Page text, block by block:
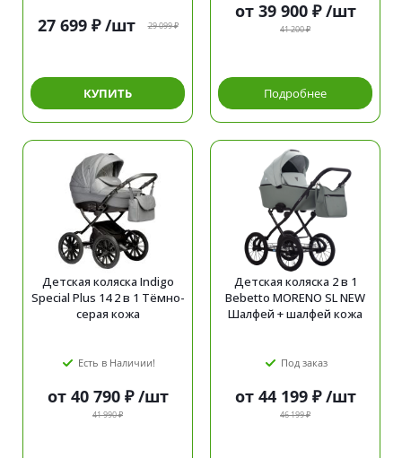
27 699₽ /шт 29 099₽
КУПИТЬ
от 39 900 ₽ /шт
41 200 ₽
Подробнее
Детская коляска Indigo
Special Plus 14 2 в 1 Тёмно-
серая кожа
Есть в Наличии!
от 40 790 ₽ /шт
41 990 ₽
Детская коляска 2 в 1
Bebetto MORENO SL NEW
Шалфей + шалфей кожа
Под заказ
от 44 199 ₽ /шт
46 199 ₽